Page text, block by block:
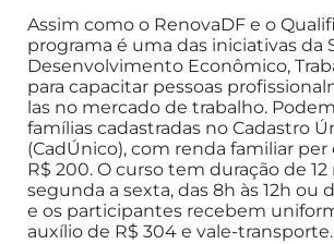
Assim como o RenovaDF e o
programa é uma das iniciativas da
Desenvolvimento Econômico,
para capacitar pessoas
las no mercado de trabalho.
famílias cadastradas no Cadastro
(CadÚnico), com renda familiar
R$ 200. O curso tem duração de 12
segunda a sexta, das 8h às 12h ou
e os participantes recebem
auxílio de R$ 304 e vale-transporte.